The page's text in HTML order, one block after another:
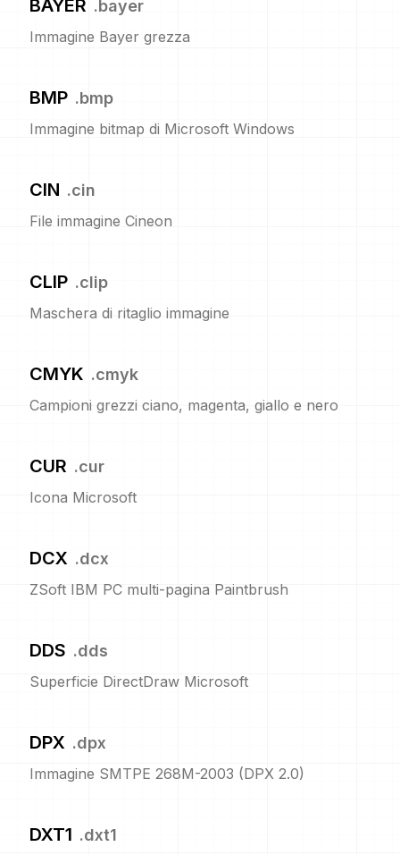
BAYER .bayer
Immagine Bayer grezza
BMP .bmp
Immagine bitmap di Microsoft Windows
CIN .cin
File immagine Cineon
CLIP .clip
Maschera di ritaglio immagine
CMYK .cmyk
Campioni grezzi ciano, magenta, giallo e nero
CUR .cur
Icona Microsoft
DCX .dcx
ZSoft IBM PC multi-pagina Paintbrush
DDS .dds
Superficie DirectDraw Microsoft
DPX .dpx
Immagine SMTPE 268M-2003 (DPX 2.0)
DXT1 .dxt1